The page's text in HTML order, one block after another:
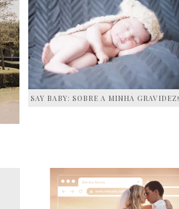
SAY BABY: SOBRE A MINHA GRAVIDEZ!
SIDEBAR